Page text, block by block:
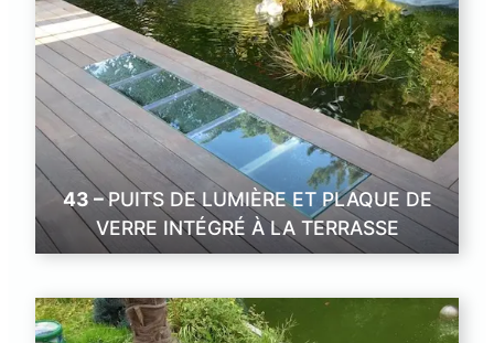
43 –PUITS DE LUMIÈRE ET PLAQUE DE
VERRE INTÉGRÉ À LA TERRASSE